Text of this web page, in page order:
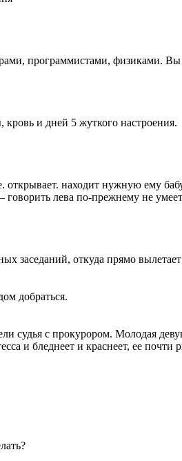
программистами,
и дней 5 жуткого настроения.
открывает. находит нужную ему
говорить лева по-прежнему не умеет
заседаний, откуда прямо
добраться.
судья с прокурором. Молодая
и бледнеет и краснеет, ее почти